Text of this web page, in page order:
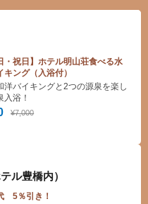
・祝日】ホテル明山荘食べる水
キング（入浴付）
¥7,000
洋バイキングと2つの源泉を楽し
入浴！
ル豊橋内）
5％引き！